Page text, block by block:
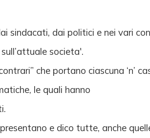
sindacati, dai politici e nei vari
societa'.
che portano ciascuna ‘n’
le quali hanno
e dico tutte, anche